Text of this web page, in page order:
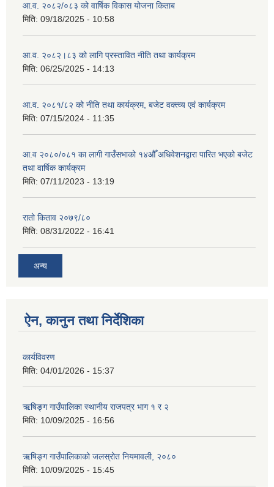
आ.व. २०८२/०८३ को वार्षिक विकास योजना किताब
मिति: 09/18/2025 - 10:58
आ.व. २०८२।८३ को लागि प्रस्तावित नीति तथा कार्यक्रम
मिति: 06/25/2025 - 14:13
आ.व. २०८१/८२ को नीति तथा कार्यक्रम, बजेट वक्त्व्य एवं कार्यक्रम
मिति: 07/15/2024 - 11:35
आ.व २०८०/०८१ का लागी गाउँसभाको १४औँ अधिवेशनद्वारा पारित भएको बजेट
तथा वार्षिक कार्यक्रम
मिति: 07/11/2023 - 13:19
रातो किताव २०७९/८०
मिति: 08/31/2022 - 16:41
अन्य
ऐन, कानुन तथा निर्देशिका
कार्यविवरण
मिति: 04/01/2026 - 15:37
ऋषिङ्ग गाउँपालिका स्थानीय राजपत्र भाग १ र २
मिति: 10/09/2025 - 16:56
ऋषिङ्ग गाउँपालिकाको जलस्रोत नियमावली, २०८०
मिति: 10/09/2025 - 15:45